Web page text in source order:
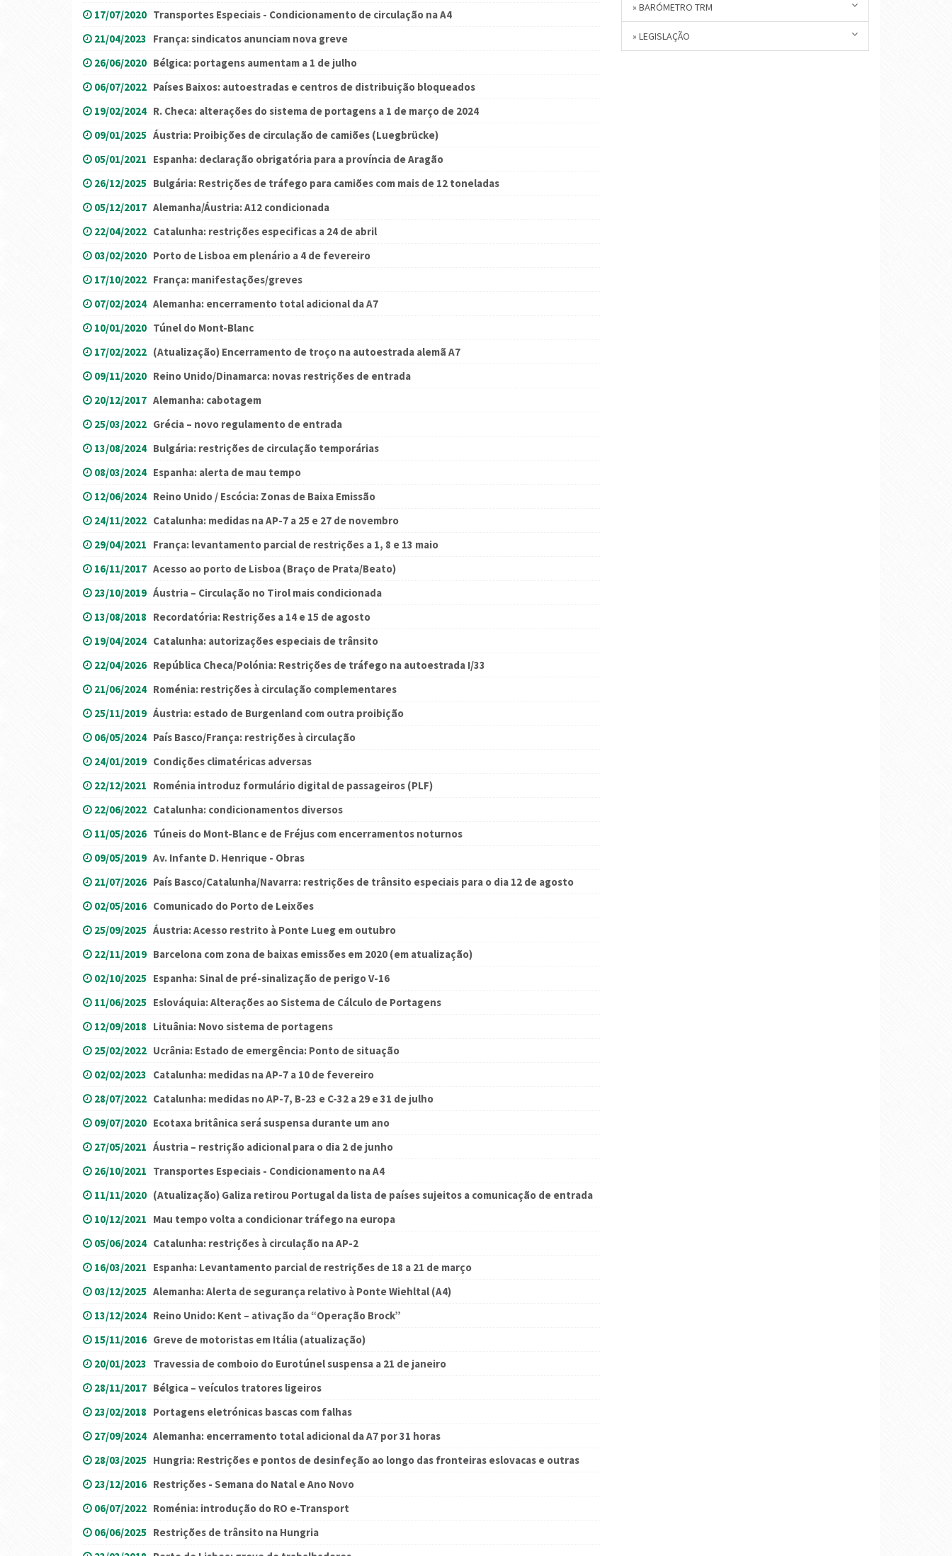
17/07/2020 Transportes Especiais - Condicionamento de circulação na A4
21/04/2023 França: sindicatos anunciam nova greve
26/06/2020 Bélgica: portagens aumentam a 1 de julho
06/07/2022 Países Baixos: autoestradas e centros de distribuição bloqueados
19/02/2024 R. Checa: alterações do sistema de portagens a 1 de março de 2024
09/01/2025 Áustria: Proibições de circulação de camiões (Luegbrücke)
05/01/2021 Espanha: declaração obrigatória para a província de Aragão
26/12/2025 Bulgária: Restrições de tráfego para camiões com mais de 12 toneladas
05/12/2017 Alemanha/Áustria: A12 condicionada
22/04/2022 Catalunha: restrições especificas a 24 de abril
03/02/2020 Porto de Lisboa em plenário a 4 de fevereiro
17/10/2022 França: manifestações/greves
07/02/2024 Alemanha: encerramento total adicional da A7
10/01/2020 Túnel do Mont-Blanc
17/02/2022 (Atualização) Encerramento de troço na autoestrada alemã A7
09/11/2020 Reino Unido/Dinamarca: novas restrições de entrada
20/12/2017 Alemanha: cabotagem
25/03/2022 Grécia – novo regulamento de entrada
13/08/2024 Bulgária: restrições de circulação temporárias
08/03/2024 Espanha: alerta de mau tempo
12/06/2024 Reino Unido / Escócia: Zonas de Baixa Emissão
24/11/2022 Catalunha: medidas na AP-7 a 25 e 27 de novembro
29/04/2021 França: levantamento parcial de restrições a 1, 8 e 13 maio
16/11/2017 Acesso ao porto de Lisboa (Braço de Prata/Beato)
23/10/2019 Áustria – Circulação no Tirol mais condicionada
13/08/2018 Recordatória: Restrições a 14 e 15 de agosto
19/04/2024 Catalunha: autorizações especiais de trânsito
22/04/2026 República Checa/Polónia: Restrições de tráfego na autoestrada I/33
21/06/2024 Roménia: restrições à circulação complementares
25/11/2019 Áustria: estado de Burgenland com outra proibição
06/05/2024 País Basco/França: restrições à circulação
24/01/2019 Condições climatéricas adversas
22/12/2021 Roménia introduz formulário digital de passageiros (PLF)
22/06/2022 Catalunha: condicionamentos diversos
11/05/2026 Túneis do Mont-Blanc e de Fréjus com encerramentos noturnos
09/05/2019 Av. Infante D. Henrique - Obras
21/07/2026 País Basco/Catalunha/Navarra: restrições de trânsito especiais para o dia 12 de agosto
02/05/2016 Comunicado do Porto de Leixões
25/09/2025 Áustria: Acesso restrito à Ponte Lueg em outubro
22/11/2019 Barcelona com zona de baixas emissões em 2020 (em atualização)
02/10/2025 Espanha: Sinal de pré-sinalização de perigo V-16
11/06/2025 Eslováquia: Alterações ao Sistema de Cálculo de Portagens
12/09/2018 Lituânia: Novo sistema de portagens
25/02/2022 Ucrânia: Estado de emergência: Ponto de situação
02/02/2023 Catalunha: medidas na AP-7 a 10 de fevereiro
28/07/2022 Catalunha: medidas no AP-7, B-23 e C-32 a 29 e 31 de julho
09/07/2020 Ecotaxa britânica será suspensa durante um ano
27/05/2021 Áustria – restrição adicional para o dia 2 de junho
26/10/2021 Transportes Especiais - Condicionamento na A4
11/11/2020 (Atualização) Galiza retirou Portugal da lista de países sujeitos a comunicação de entrada
10/12/2021 Mau tempo volta a condicionar tráfego na europa
05/06/2024 Catalunha: restrições à circulação na AP-2
16/03/2021 Espanha: Levantamento parcial de restrições de 18 a 21 de março
03/12/2025 Alemanha: Alerta de segurança relativo à Ponte Wiehltal (A4)
13/12/2024 Reino Unido: Kent – ativação da “Operação Brock”
15/11/2016 Greve de motoristas em Itália (atualização)
20/01/2023 Travessia de comboio do Eurotúnel suspensa a 21 de janeiro
28/11/2017 Bélgica – veículos tratores ligeiros
23/02/2018 Portagens eletrónicas bascas com falhas
27/09/2024 Alemanha: encerramento total adicional da A7 por 31 horas
28/03/2025 Hungria: Restrições e pontos de desinfeção ao longo das fronteiras eslovacas e outras
23/12/2016 Restrições - Semana do Natal e Ano Novo
06/07/2022 Roménia: introdução do RO e-Transport
06/06/2025 Restrições de trânsito na Hungria
» BARÓMETRO TRM
» LEGISLAÇÃO